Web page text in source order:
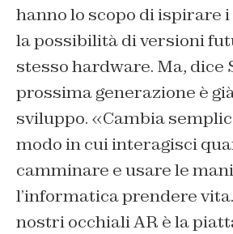
hanno lo scopo di ispirare
la possibilità di versioni
stesso hardware. Ma, dice
prossima generazione è
sviluppo. «Cambia
modo in cui interagisci
camminare e usare le
l’informatica prendere
nostri occhiali AR è la